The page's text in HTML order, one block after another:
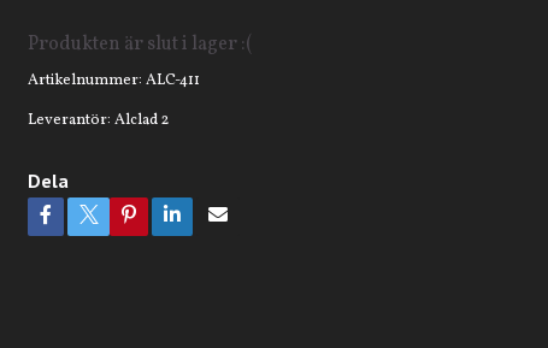
Produkten är slut i lager :(
Artikelnummer: ALC-411
Leverantör: Alclad 2
Dela